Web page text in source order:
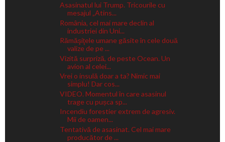
Asasinatul lui Trump. Tricourile cu
mesajul „Atins...
România, cel mai mare declin al
industriei din Uni...
Rămăşiţele umane găsite în cele două
valize de pe ...
Vizită surpriză, de peste Ocean. Un
avion al celei...
Vrei o insulă doar a ta? Nimic mai
simplu! Dar cos...
VIDEO. Momentul în care asasinul
trage cu pușca sp...
Incendiu forestier extrem de agresiv.
Mii de oamen...
Tentativă de asasinat. Cel mai mare
producător de ...